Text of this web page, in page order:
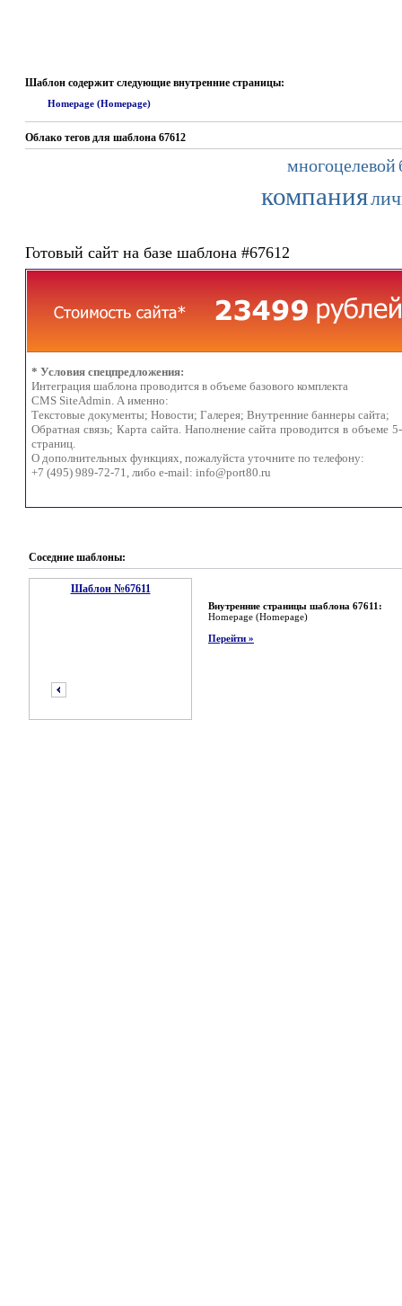
Шаблон содержит следующие внутренние страницы:
Homepage (Homepage)
Облако тегов для шаблона 67612
многоцелевой
компания
Готовый сайт на базе шаблона #67612
* Условия спецпредложения:
Интеграция шаблона проводится в объеме базового комплекта
CMS SiteAdmin. А именно:
Текстовые документы; Новости; Галерея; Внутренние баннеры сайта;
Обратная связь; Карта сайта. Наполнение сайта проводится в объеме
страниц.
О дополнительных функциях, пожалуйста уточните по телефону:
+7 (495) 989-72-71, либо e-mail: info@port80.ru
Соседние шаблоны:
Шаблон №67611
Внутренние страницы шаблона 67611:
Homepage (Homepage)
Перейти »